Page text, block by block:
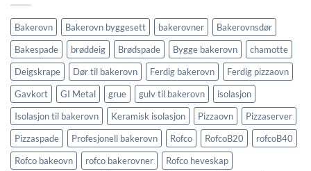
Bakerovn Bakerovn byggesett bakerovner
Bakerovnsdør
Bakespade
brøddeig Brødspade Bygge bakerovn
chamotte
Deigskrape
Dør til bakerovn Ferdig bakerovn
Ferdig pizzaovn
Gavkort
GI Metal grue gulv til bakerovn
isolasjon
Isolasjon til bakerovn
Keramisk isolasjon Pizzaovn
Pizzaserver
Pizzaspade
Profesjonell bakerovn Rofco RofcoB20
rofcoB40
Rofco bakeovn
rofco bakerovner
Rofco heveskap